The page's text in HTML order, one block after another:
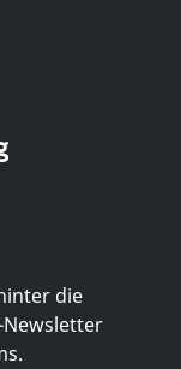
die
Newsletter